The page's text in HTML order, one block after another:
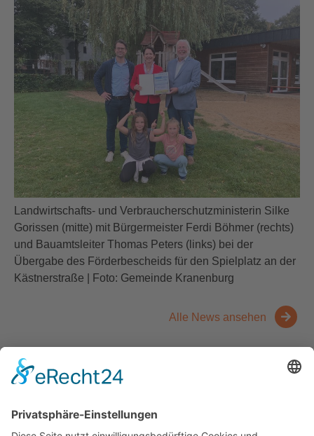
Landwirtschafts- und Verbraucherschutzministerin Silke
Gorissen (mitte) mit Bürgermeister Ferdi Böhmer (rechts)
und Bauamtsleiter Thomas Peters (links) bei der
Übergabe des Förderbescheids für den Spielplatz an der
Kästnerstraße | Foto: Gemeinde Kranenburg
Alle News ansehen